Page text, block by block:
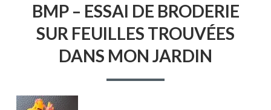
–
ESSAI
DE
BRODERIE
SUR
FEUILLES
BMP – ESSAI DE BRODERIE
SUR FEUILLES TROUVÉES
DANS MON JARDIN